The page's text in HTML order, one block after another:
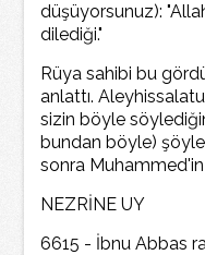
düşüyorsunuz):
dilediği."
Rüya sahibi bu
anlattı.
sizin böyle
bundan böyle) şöyle
sonra
NEZRİNE UY
6615 - İbnu Abbas